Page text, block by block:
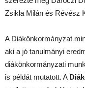
Zsikla Milán és Révész
A Diákönkormányzat
aki a jó tanulmányi
diákönkormányzati
is példát mutatott. A